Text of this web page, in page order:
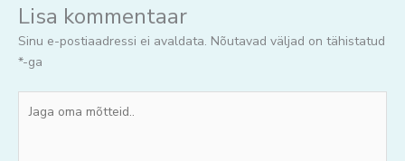
Lisa kommentaar
Sinu e-postiaadressi ei avaldata. Nõutavad väljad on tähistatud
*-ga
oma